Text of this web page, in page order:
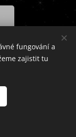
31, Ledeč nad
2018 – 2026 |
fungování a
zajistit tu